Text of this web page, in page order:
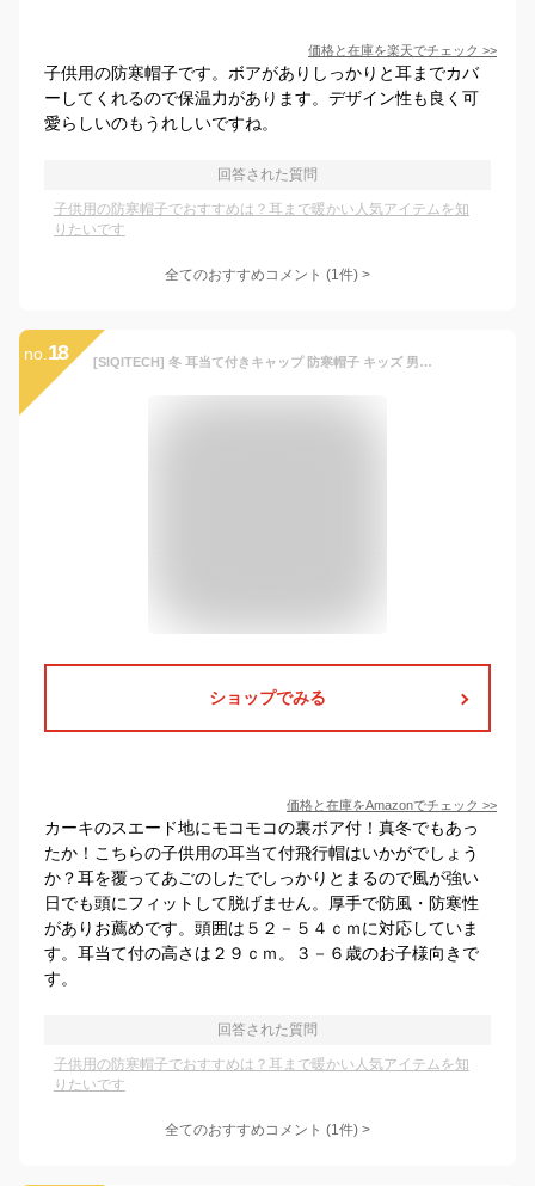
価格と在庫を楽天でチェック >>
子供用の防寒帽子です。ボアがありしっかりと耳までカバ
ーしてくれるので保温力があります。デザイン性も良く可
愛らしいのもうれしいですね。
回答された質問
子供用の防寒帽子でおすすめは？耳まで暖かい人気アイテムを知
りたいです
全てのおすすめコメント (1件) >
no. 18 [SIQITECH] 冬 耳当て付きキャップ 防寒帽子 キッズ 男の子 女の子 ふわふわ フライトキャップ 飛行帽 子供 厚手 スエード パイロットハット トラッパーハット 除雪 防風 お出かけ 通学 スキー 登山 アウトドア用 カーキ
ショップでみる
価格と在庫をAmazonでチェック >>
カーキのスエード地にモコモコの裏ボア付！真冬でもあっ
たか！こちらの子供用の耳当て付飛行帽はいかがでしょう
か？耳を覆ってあごのしたでしっかりとまるので風が強い
日でも頭にフィットして脱げません。厚手で防風・防寒性
がありお薦めです。頭囲は５２－５４ｃｍに対応していま
す。耳当て付の高さは２９ｃｍ。３－６歳のお子様向きで
す。
回答された質問
子供用の防寒帽子でおすすめは？耳まで暖かい人気アイテムを知
りたいです
全てのおすすめコメント (1件) >